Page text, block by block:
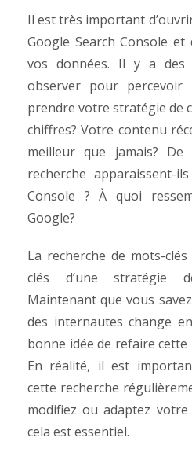
Il est très important
Google Search Console
vos données. Il y a des
observer pour
prendre votre stratégie de
chiffres? Votre contenu
meilleur que jamais? De
recherche apparaissent-
Console ? À quoi
Google?
La recherche de mots-
clés d’une stratégie
Maintenant que vous
des internautes change
bonne idée de refaire
En réalité, il est
cette recherche
modifiez ou adaptez
cela est essentiel.